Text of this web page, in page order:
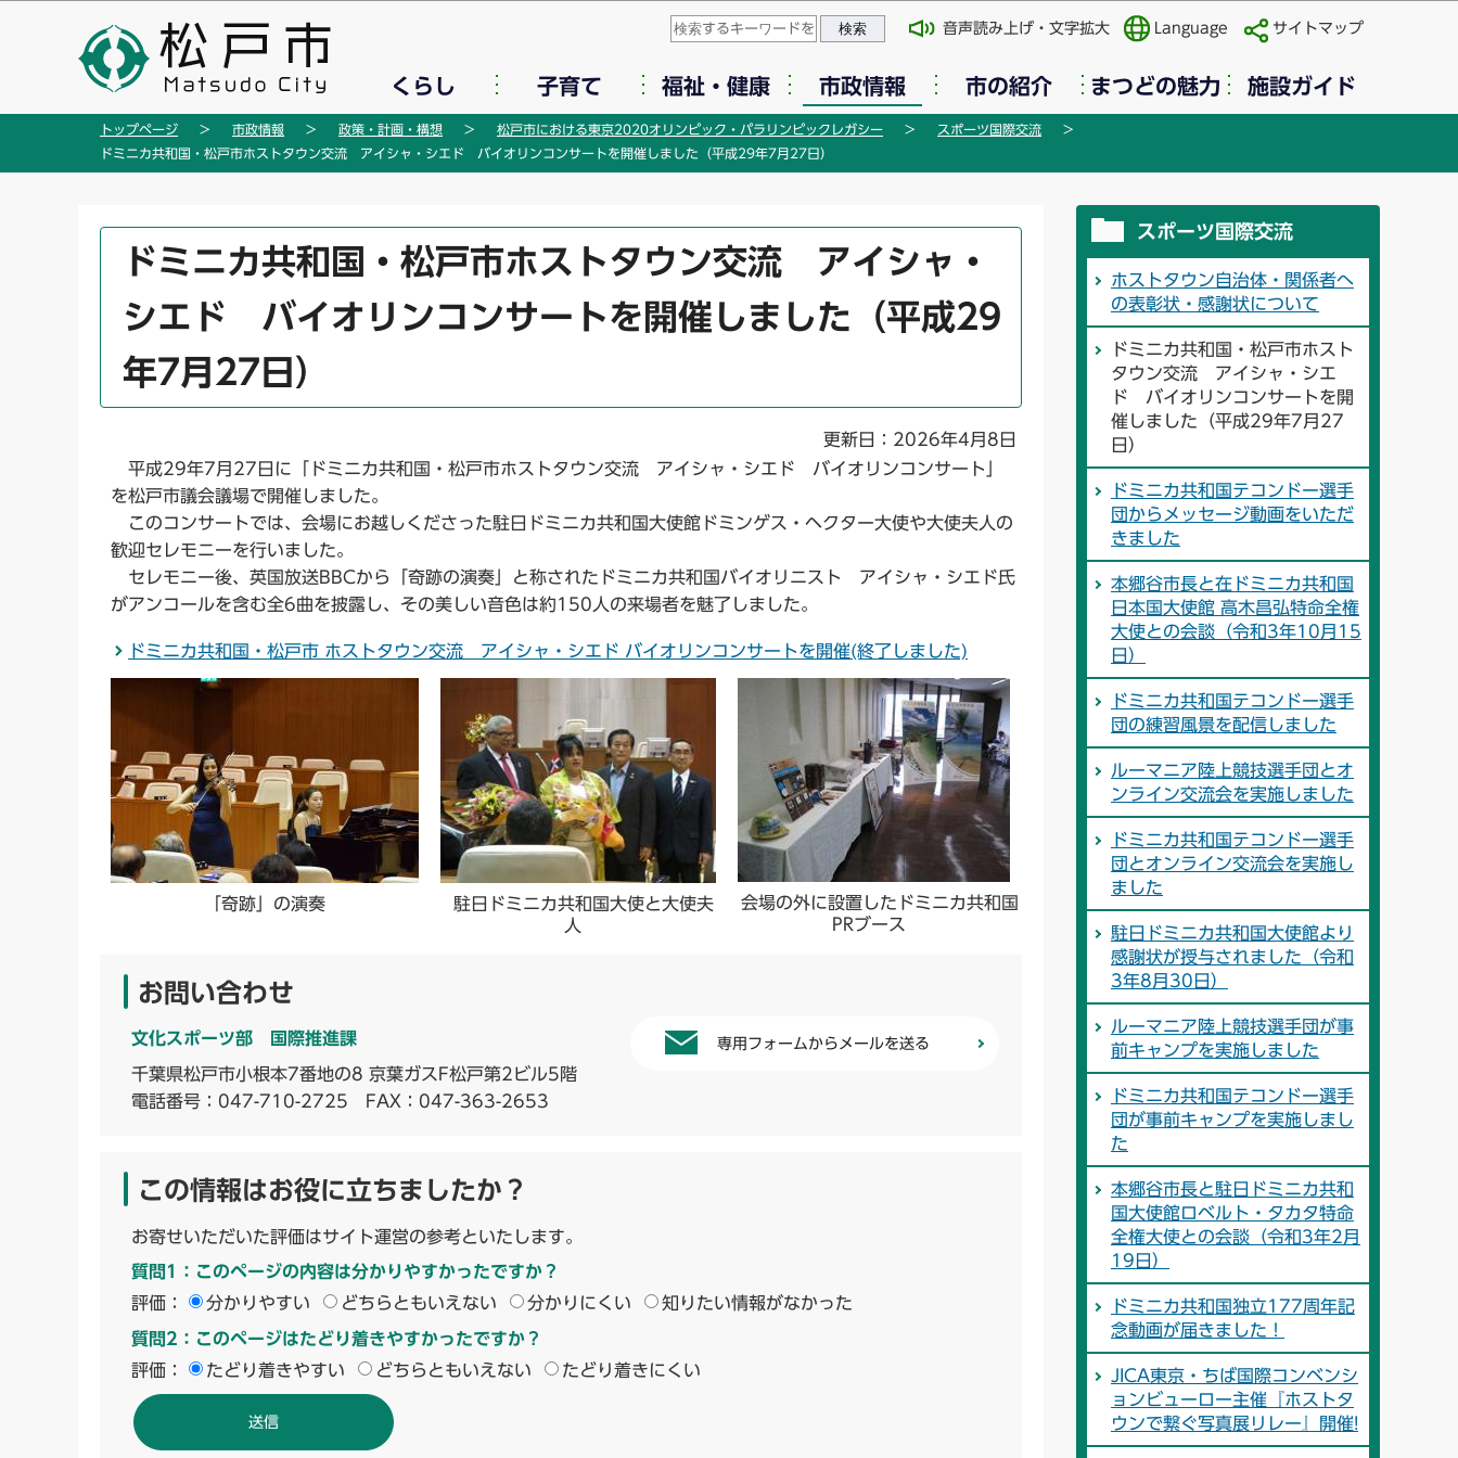
先
このページの本文へ移動
音声読み上げ・文字拡大 Language サイトマップ
くらし 子育て 福祉・健康 市政情報 市の紹介 まつどの魅力 施設ガイド
トップページ 市政情報 政策・計画・構想 松戸市における東京2020オリンピック・パラリンピックレガシー
スポーツ国際交流
ドミニカ共和国・松戸市ホストタウン交流 アイシャ・シエド バイオリンコンサートを開催しました（平成29年7月27日）
ドミニカ共和国・松戸市ホストタウン交流 アイシャ・
シエド バイオリンコンサートを開催しました（平成29
年7月27日）
更新日：2026年4月8日
平成29年7月27日に「ドミニカ共和国・松戸市ホストタウン交流 アイシャ・シエド バイオリンコンサート」
を松戸市議会議場で開催しました。
このコンサートでは、会場にお越しくださった駐日ドミニカ共和国大使館ドミンゲス・ヘクター大使や大使夫人の
歓迎セレモニーを行いました。
セレモニー後、英国放送BBCから「奇跡の演奏」と称されたドミニカ共和国バイオリニスト アイシャ・シエド氏
がアンコールを含む全6曲を披露し、その美しい音色は約150人の来場者を魅了しました。
ドミニカ共和国・松戸市 ホストタウン交流 アイシャ・シエド バイオリンコンサートを開催(終了しました)
「奇跡」の演奏
駐日ドミニカ共和国大使と大使夫
人
会場の外に設置したドミニカ共和国
PRブース
お問い合わせ
文化スポーツ部 国際推進課
千葉県松戸市小根本7番地の8 京葉ガスF松戸第2ビル5階
電話番号： 047-710-2725 FAX：047-363-2653
専用フォームからメールを送る
この情報はお役に立ちましたか？
お寄せいただいた評価はサイト運営の参考といたします。
質問1：このページの内容は分かりやすかったですか？
評価：
分かりやすい どちらともいえない 分かりにくい 知りたい情報がなかった
質問2：このページはたどり着きやすかったですか？
評価：
たどり着きやすい どちらともいえない たどり着きにくい
スポーツ国際交流
ホストタウン自治体・関係者へ
の表彰状・感謝状について
ドミニカ共和国・松戸市ホスト
タウン交流 アイシャ・シエ
ド バイオリンコンサートを開
催しました（平成29年7月27
日）
ドミニカ共和国テコンドー選手
団からメッセージ動画をいただ
きました
本郷谷市長と在ドミニカ共和国
日本国大使館 高木昌弘特命全権
大使との会談（令和3年10月15
日）
ドミニカ共和国テコンドー選手
団の練習風景を配信しました
ルーマニア陸上競技選手団とオ
ンライン交流会を実施しました
ドミニカ共和国テコンドー選手
団とオンライン交流会を実施し
ました
駐日ドミニカ共和国大使館より
感謝状が授与されました（令和
3年8月30日）
ルーマニア陸上競技選手団が事
前キャンプを実施しました
ドミニカ共和国テコンドー選手
団が事前キャンプを実施しまし
た
本郷谷市長と駐日ドミニカ共和
国大使館ロベルト・タカタ特命
全権大使との会談（令和3年2月
19日）
ドミニカ共和国独立177周年記
念動画が届きました！
JICA東京・ちば国際コンベンシ
ョンビューロー主催『ホストタ
ウンで繋ぐ写真展リレー』開催!